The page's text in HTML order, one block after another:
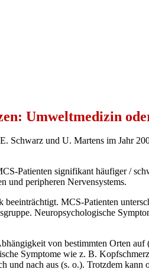
Umweltmedizin
Schwarz und U. Martens im Jahr
Patienten signifikant häufiger /
und peripheren Nervensystems.
MCS-Patienten
Neuropsychologische
von bestimmten Orten
Symptome wie z. B.
nach aus (s. o.). Trotzdem